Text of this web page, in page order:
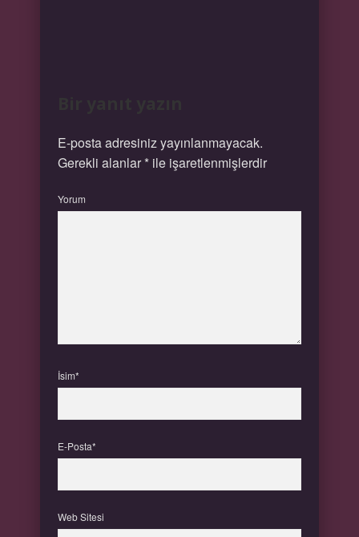
E-posta adresiniz yayınlanmayacak.
Gerekli alanlar*ile işaretlenmişlerdir
Yorum
İsim*
E-Posta*
Web Sitesi